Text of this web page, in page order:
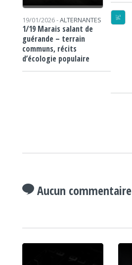
19/01/2026 -ALTERNANTES
1/19 Marais salant de
guérande – terrain
communs, récits
d’écologie populaire
Aucun commentaire